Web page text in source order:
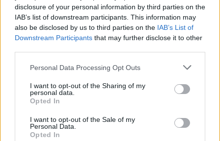
disclosure of your personal information by third parties on the
IAB’s list of downstream participants. This information may
also be disclosed by us to third parties on the IAB’s List of
Downstream Participants that may further disclose it to other
Personal Data Processing Opt Outs
I want to opt-out of the Sharing of my
personal data.
Opted In
I want to opt-out of the Sale of my
Personal Data.
Opted In
θανάτου του Ματίας Ακούνια. Εκφράζουμε τα
θερμά μας συλλυπητήρια στην οικογένειά του.
Ματίας δεν θα σε ξεχάσουμε ποτέ…».
Μερικές ώρες πριν εντοπιστεί νεκρός, ο 32χρονος
ποδοσφαιριστής είχε κάνει μια αινιγματική